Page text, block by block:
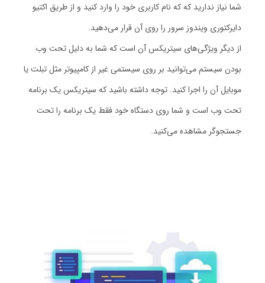
شما نیاز ندارید که که نام کاربری خود را وارد کنید و از طریق اکتیو
دایرکتوری ویندوز سرور را روی آن قرار می‌دهید.
از دیگر ویژگی‌های سیتریکس آن است که شما به دلیل تحت وب
بودن سیستم می‌توانید بر روی سیستمی غیر از کامپیوتر مثل تبلت یا
موبایل آن را اجرا کنید. توجه داشته باشید که سیتریکس یک برنامه
تحت وب است و شما روی دستگاه خود فقط یک برنامه را تحت
جستجوگر مشاهده می‌کنید.